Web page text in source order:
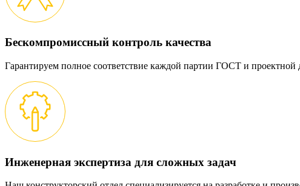
Бескомпромиссный контроль качества
Гарантируем полное соответствие каждой партии ГОСТ и
Инженерная экспертиза для сложных задач